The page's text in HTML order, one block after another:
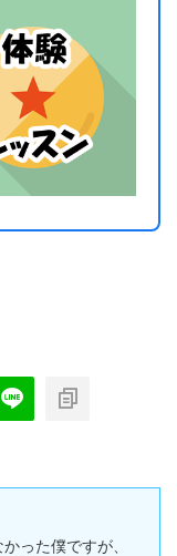
った僕ですが、